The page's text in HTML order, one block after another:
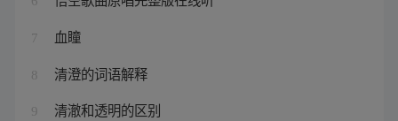
7 血瞳
8 清澄的词语解释
9 清澈和透明的区别